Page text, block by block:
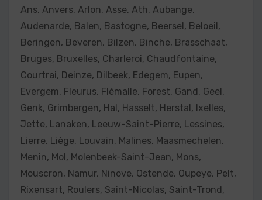
Ans, Anvers, Arlon, Asse, Ath, Aubange,
Audenarde, Balen, Bastogne, Beersel, Beloeil,
Beringen, Beveren, Bilzen, Binche, Brasschaat,
Bruges, Bruxelles, Charleroi, Chaudfontaine,
Courtrai, Deinze, Dilbeek, Edegem, Eupen,
Evergem, Fleurus, Flémalle, Forest, Gand, Geel,
Genk, Grimbergen, Hal, Hasselt, Herstal, Ixelles,
Jette, Lanaken, Leeuw-Saint-Pierre, Lessines,
Lierre, Liège, Louvain, Malines, Maasmechelen,
Menin, Mol, Molenbeek-Saint-Jean, Mons,
Mouscron, Namur, Ninove, Ostende, Oupeye, Pelt,
Rixensart, Roulers, Saint-Nicolas, Saint-Trond,